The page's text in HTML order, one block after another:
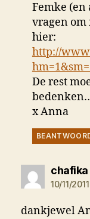
Femke
vragen
hier:
http://
De rest
x Anna
chafika
10/11/
dankjewel